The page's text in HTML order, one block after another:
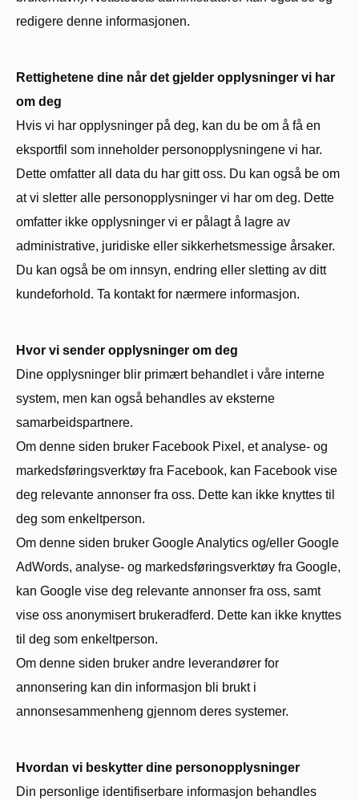
redigere denne informasjonen.
Rettighetene dine når det gjelder opplysninger vi har
om deg
Hvis vi har opplysninger på deg, kan du be om å få en
eksportfil som inneholder personopplysningene vi har.
Dette omfatter all data du har gitt oss. Du kan også be om
at vi sletter alle personopplysninger vi har om deg. Dette
omfatter ikke opplysninger vi er pålagt å lagre av
administrative, juridiske eller sikkerhetsmessige årsaker.
Du kan også be om innsyn, endring eller sletting av ditt
kundeforhold. Ta kontakt for nærmere informasjon.
Hvor vi sender opplysninger om deg
Dine opplysninger blir primært behandlet i våre interne
system, men kan også behandles av eksterne
samarbeidspartnere.
Om denne siden bruker Facebook Pixel, et analyse- og
markedsføringsverktøy fra Facebook, kan Facebook vise
deg relevante annonser fra oss. Dette kan ikke knyttes til
deg som enkeltperson.
Om denne siden bruker Google Analytics og/eller Google
AdWords, analyse- og markedsføringsverktøy fra Google,
kan Google vise deg relevante annonser fra oss, samt
vise oss anonymisert brukeradferd. Dette kan ikke knyttes
til deg som enkeltperson.
Om denne siden bruker andre leverandører for
annonsering kan din informasjon bli brukt i
annonsesammenheng gjennom deres systemer.
Hvordan vi beskytter dine personopplysninger
Din personlige identifiserbare informasjon behandles